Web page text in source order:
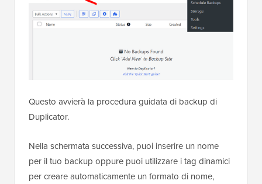
Questo avvierà la procedura guidata di backup di
Duplicator.
Nella schermata successiva, puoi inserire un nome
per il tuo backup oppure puoi utilizzare i tag dinamici
per creare automaticamente un formato di nome,